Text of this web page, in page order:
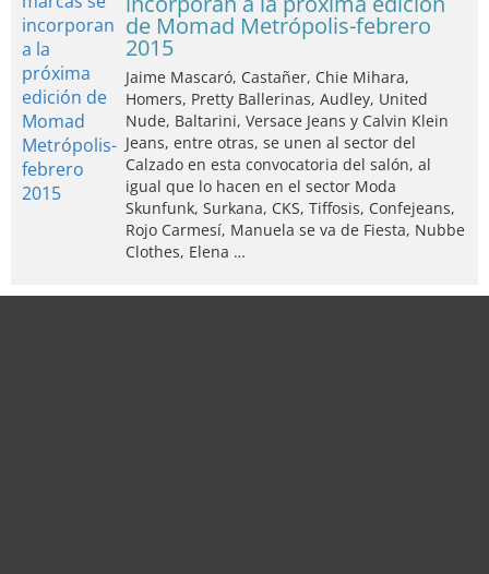
de Momad Metrópolis-febrero
2015
Jaime Mascaró, Castañer, Chie Mihara,
Homers, Pretty Ballerinas, Audley, United
Nude, Baltarini, Versace Jeans y Calvin Klein
Jeans, entre otras, se unen al sector del
Calzado en esta convocatoria del salón, al
igual que lo hacen en el sector Moda
Skunfunk, Surkana, CKS, Tiffosis, Confejeans,
Rojo Carmesí, Manuela se va de Fiesta, Nubbe
Clothes, Elena …